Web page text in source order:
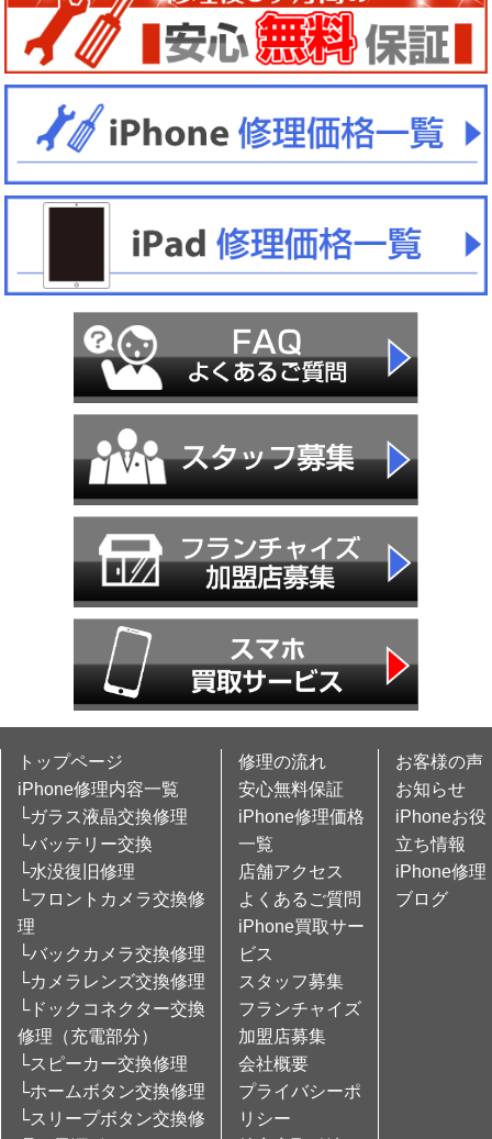
トップページ
iPhone修理内容一覧
└ガラス液晶交換修理
└バッテリー交換
└水没復旧修理
└フロントカメラ交換修
理
└バックカメラ交換修理
└カメラレンズ交換修理
└ドックコネクター交換
修理（充電部分）
└スピーカー交換修理
└ホームボタン交換修理
└スリープボタン交換修
修理の流れ
安心無料保証
iPhone修理価格
一覧
店舗アクセス
よくあるご質問
iPhone買取サー
ビス
スタッフ募集
フランチャイズ
加盟店募集
会社概要
プライバシーポ
リシー
お客様の声
お知らせ
iPhoneお役
立ち情報
iPhone修理
ブログ